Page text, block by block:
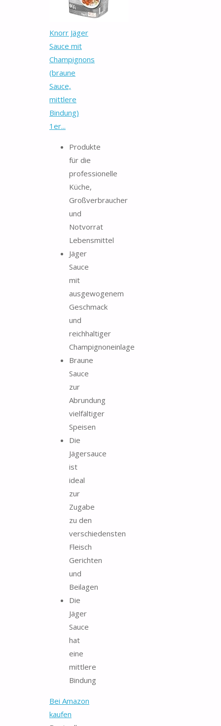
Knorr Jäger
Sauce mit
Champignons
(braune
Sauce,
mittlere
Bindung)
1er...
Produkte
für die
professionelle
Küche,
Großverbraucher
und
Notvorrat
Lebensmittel
Jäger
Sauce
mit
ausgewogenem
Geschmack
und
reichhaltiger
Champignoneinlage
Braune
Sauce
zur
Abrundung
vielfältiger
Speisen
Die
Jägersauce
ist
ideal
zur
Zugabe
zu den
verschiedensten
Fleisch
Gerichten
und
Beilagen
Die
Jäger
Sauce
hat
eine
mittlere
Bindung
Bei Amazon
kaufen